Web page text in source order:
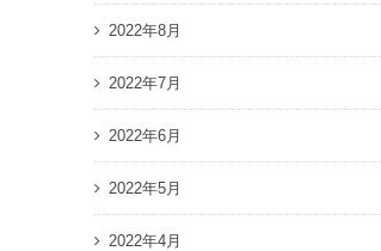
2022年8月
2022年7月
2022年6月
2022年5月
2022年4月